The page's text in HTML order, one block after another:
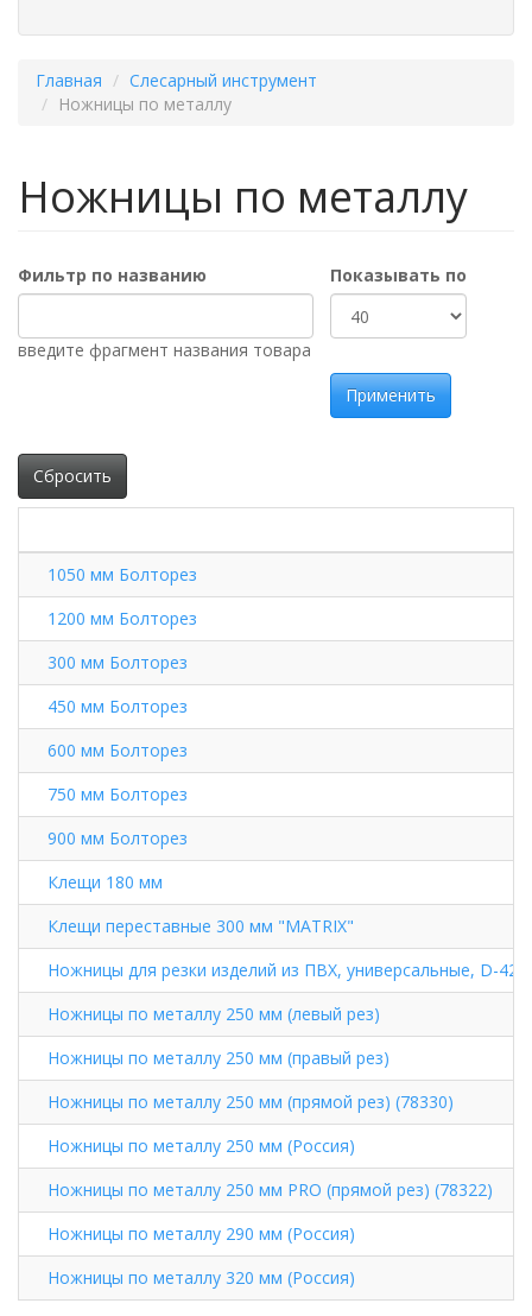
Главная
Слесарный инструмент
Ножницы по металлу
Ножницы по металлу
Фильтр по названию
введите фрагмент названия товара
Показывать по
Применить
Сбросить
1050 мм Болторез
1200 мм Болторез
300 мм Болторез
450 мм Болторез
600 мм Болторез
750 мм Болторез
900 мм Болторез
Клещи 180 мм
Клещи переставные 300 мм "MATRIX"
Ножницы для резки изделий из ПВХ, универсальные, D-
Ножницы по металлу 250 мм (левый рез)
Ножницы по металлу 250 мм (правый рез)
Ножницы по металлу 250 мм (прямой рез) (78330)
Ножницы по металлу 250 мм (Россия)
Ножницы по металлу 250 мм PRO (прямой рез) (78322)
Ножницы по металлу 290 мм (Россия)
Ножницы по металлу 320 мм (Россия)